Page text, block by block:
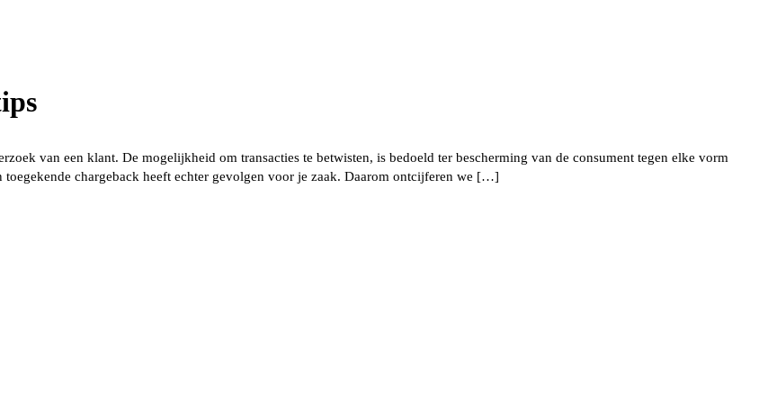
van een klant. De mogelijkheid om transacties te betwisten, is bedoeld ter bescherming van de consument tegen elke vorm
chargeback heeft echter gevolgen voor je zaak. Daarom ontcijferen we […]